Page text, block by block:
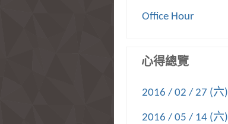
Office Hour
心得總覽
2016 / 02 / 27 (六)
2016 / 05 / 14 (六)